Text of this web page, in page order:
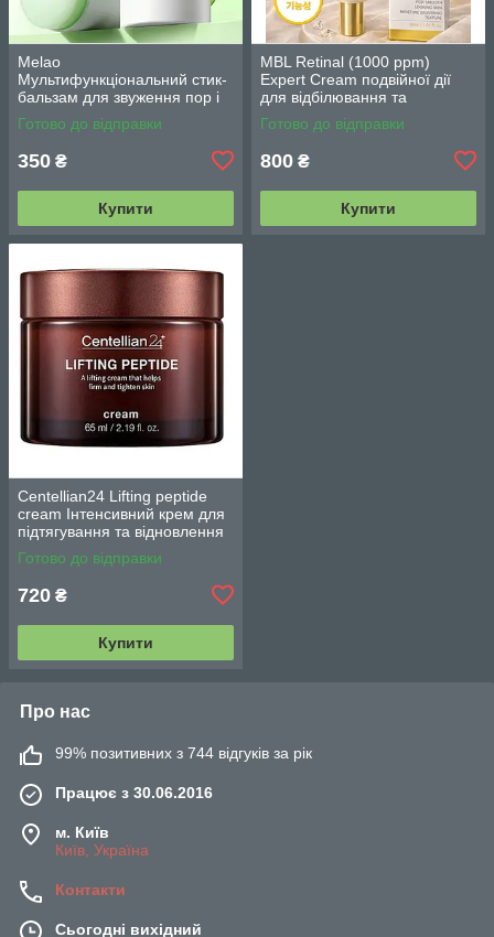
Melao
Мультифункціональний стик-
бальзам для звуження пор і
контролю себуму 30 г
Готово до відправки
350 ₴
Купити
MBL Retinal (1000 ppm)
Expert Cream подвійної дії
для відбілювання та
зменшення зморшок з
ретиналем 30 г
Готово до відправки
800 ₴
Купити
Centellian24 Lifting peptide
cream Інтенсивний крем для
підтягування та відновлення
шкіри 65 мл.
Готово до відправки
720 ₴
Купити
Про нас
99% позитивних з 744 відгуків за рік
Працює з 30.06.2016
м. Київ
Київ, Україна
Контакти
Сьогодні вихідний